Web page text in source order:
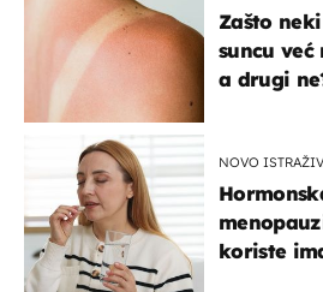
Zašto
suncu
a drugi
NOVO
koriste